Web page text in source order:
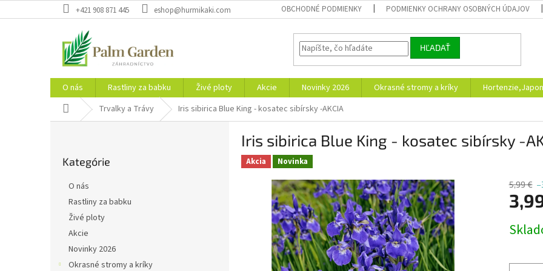
na
+421 908 871 445 eshop@hurmikaki.com OBCHODNÉ PODMIENKY PODMIENKY OCHRANY OSOBNÝCH ÚDAJOV
HĽADAŤ
O nás Rastliny za babku Živé ploty Akcie Novinky 2026 Okrasné stromy a kríky
Domov Trvalky a Trávy Iris sibirica Blue King - kosatec sibírsky -AKCIA
kategórie
Kategórie
O nás
Rastliny za babku
Živé ploty
Akcie
Novinky 2026
Okrasné stromy a kríky
Iris sibirica Blue King - kosatec sibírsky -
Akcia Novinka
5,99 €
cena: